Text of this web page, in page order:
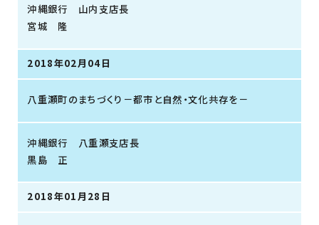
沖縄銀行 山内支店長
宮城 隆
2018年02月04日
八重瀬町のまちづくり－都市と自然・文化共存を－
沖縄銀行 八重瀬支店長
黒島 正
2018年01月28日